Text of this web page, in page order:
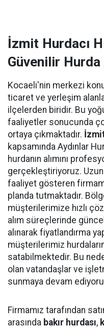
İzmit Hurdacı
Güvenilir Hurda
Kocaeli'nin merkezi
ticaret ve yerleşim
ilçelerden biridir. Bu
faaliyetler sonucunda
ortaya çıkmaktadır.
kapsamında Aydınlar
hurdanın alımını
gerçekleştiriyoruz.
faaliyet gösteren
planda tutmaktadır.
müşterilerimize hızlı
alım süreçlerinde
alınarak fiyatlandırma
müşterilerimiz
satabilmektedir. Bu
olan vatandaşlar ve
sunmaya devam
Firmamız tarafından
arasında bakır hurdası,